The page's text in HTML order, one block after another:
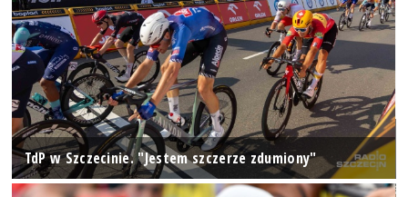
TdP w Szczecinie. "Jestem szczerze zdumiony"